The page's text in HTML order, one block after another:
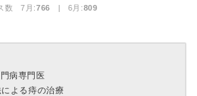
数 7月:766 | 6月:809
病専門医
による痔の治療